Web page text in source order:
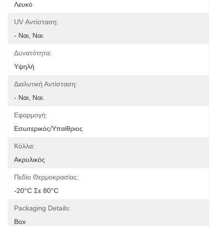
Λευκό
UV Αντίσταση:
- Ναι, Ναι.
Δυνατότητα:
Υψηλή
Διαλυτική Αντίσταση:
- Ναι, Ναι.
Εφαρμογή:
Εσωτερικός/υπαίθριος
Κόλλα:
Ακρυλικός
Πεδίο Θερμοκρασίας:
-20°C Σε 80°C
Packaging Details:
Box